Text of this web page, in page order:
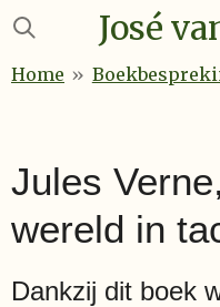
Ga
naar
José
Home »
Jules
wereld in
Dankzij dit boek